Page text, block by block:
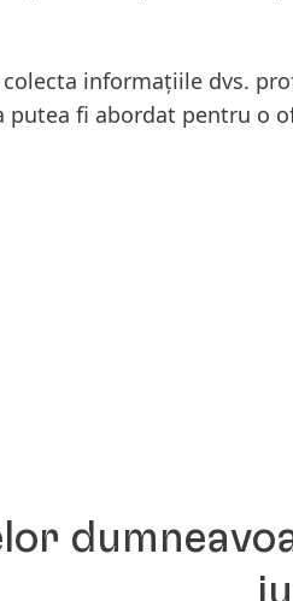
informațiile dvs.
putea fi abordat pentru o